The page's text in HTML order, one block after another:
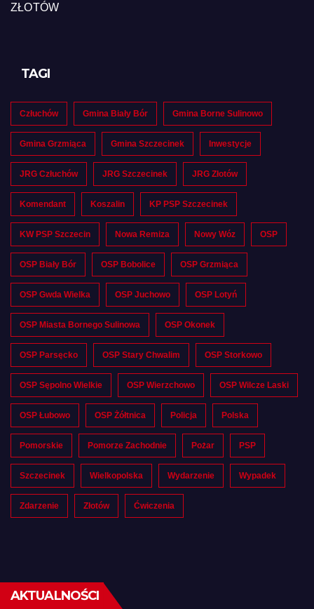
ZŁOTÓW
TAGI
Człuchów Gmina Biały Bór Gmina Borne Sulinowo
Gmina Grzmiąca Gmina Szczecinek Inwestycje
JRG Człuchów JRG Szczecinek JRG Złotów
Komendant Koszalin KP PSP Szczecinek
KW PSP Szczecin Nowa Remiza Nowy Wóz OSP
OSP Biały Bór OSP Bobolice OSP Grzmiąca
OSP Gwda Wielka OSP Juchowo OSP Lotyń
OSP Miasta Bornego Sulinowa OSP Okonek
OSP Parsęcko OSP Stary Chwalim OSP Storkowo
OSP Sępolno Wielkie OSP Wierzchowo OSP Wilcze Laski
OSP Łubowo OSP Żółtnica Policja Polska
Pomorskie Pomorze Zachodnie Pożar PSP
Szczecinek Wielkopolska Wydarzenie Wypadek
Zdarzenie Złotów Ćwiczenia
AKTUALNOŚCI